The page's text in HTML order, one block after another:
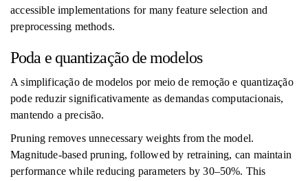
accessible implementations for many feature selection and
preprocessing methods.
Poda e quantização de modelos
A simplificação de modelos por meio de remoção e quantização
pode reduzir significativamente as demandas computacionais,
mantendo a precisão.
Pruning removes unnecessary weights from the model.
Magnitude-based pruning, followed by retraining, can maintain
performance while reducing parameters by 30–50%. This